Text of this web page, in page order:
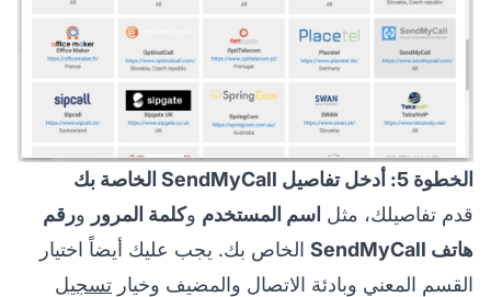
الخطوة 5: أدخل تفاصيل SendMyCall الخاصة بك
قدم تفاصيلك، مثل اسم المستخدم وكلمة المرور ورقم
هاتف SendMyCall
الخاص بك. يجب عليك أيضاً اختيار
القسم المعني وبادئة الاتصال والمضيف وخيار تسجيل